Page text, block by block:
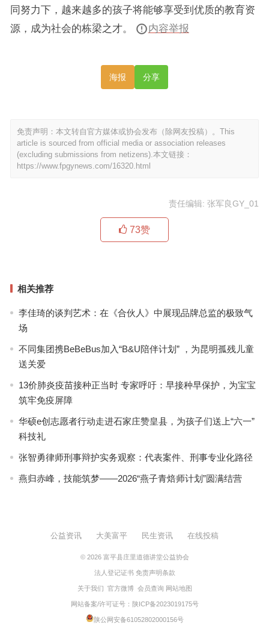
同努力下，越来越多的孩子将能够享受到优质的教育资
源，成为社会的栋梁之才。
内容举报
海报 分享
免责声明：本文转自官方媒体或协会发布（除网友投稿）。This
article is sourced from official media or association releases
(excluding submissions from netizens).本文链接：
https://www.fpgynews.com/16320.html
责任编辑: 张军良GY_01
73赞
相关推荐
李佳琦的谈判艺术：在《合伙人》中展现品牌总监的极致气
场
不同集团携BeBeBus加入“B&U陪伴计划” ，为昆明孤残儿童
送关爱
13价肺炎疫苗接种正当时 专家呼吁：早接种早保护，为宝宝
筑牢免疫屏障
华硕e创志愿者行动走进石家庄赞皇县，为孩子们送上“六一”
科技礼
张智勇律师刑事辩护实务观察：代表案件、刑事专业化路径
燕归赤峰，技能筑梦——2026“燕子青焙师计划”圆满结营
公益资讯 大美富平 民生资讯 在线投稿
© 2026 富平县庄里道德讲堂公益协会
法人登记证书 免责声明条款
关于我们 官方微博 会员查询 网站地图
网站备案/许可证号： 陕ICP备2023019175号
陕公网安备61052802000156号